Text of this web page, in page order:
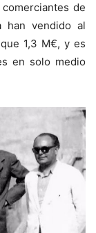
de
han vendido al
1,3 M€, y es
en solo medio